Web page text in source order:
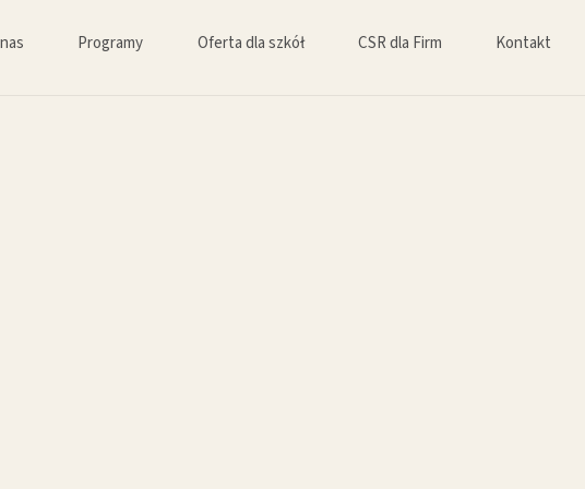
Programy Oferta dla szkół CSR dla Firm Kontakt